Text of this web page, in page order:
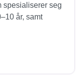
spesialiserer seg
år, samt